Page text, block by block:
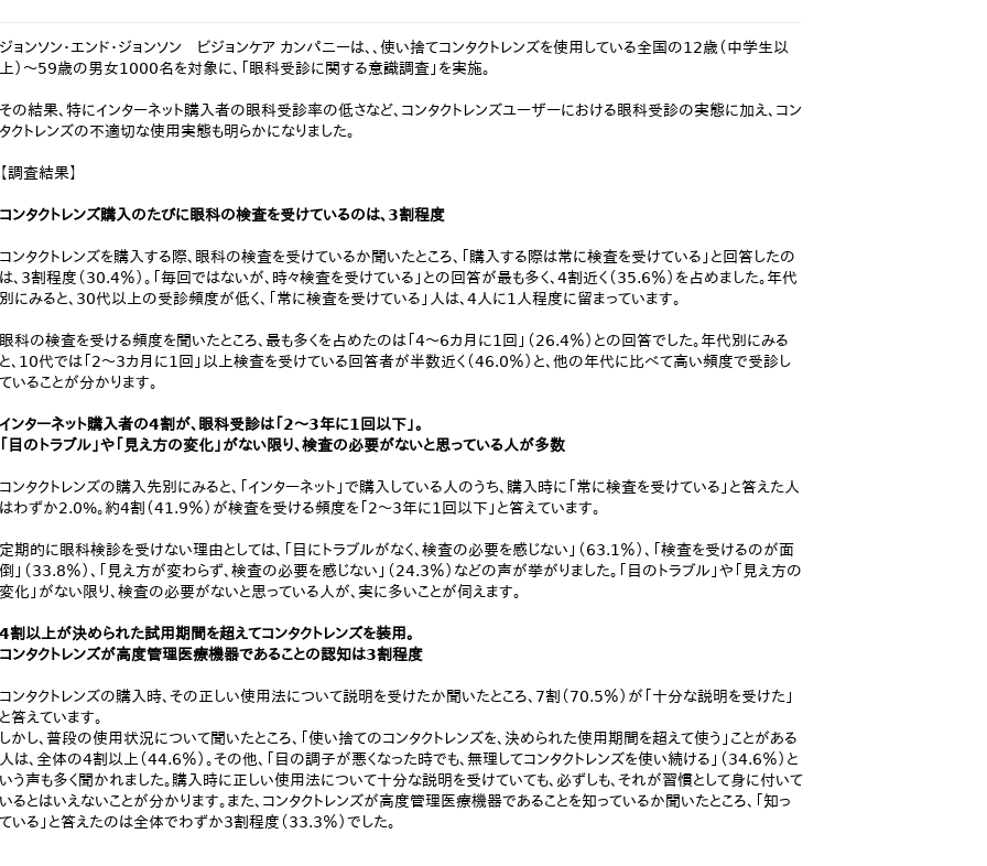
ジョンソン・エンド・ジョンソン ビジョンケア カンパニーは、、使い捨てコンタクトレンズを使用している全国の12歳（中学生以
上）～59歳の男女1000名を対象に、「眼科受診に関する意識調査」を実施。
その結果、特にインターネット購入者の眼科受診率の低さなど、コンタクトレンズユーザーにおける眼科受診の実態に加え、コン
タクトレンズの不適切な使用実態も明らかになりました。
【調査結果】
コンタクトレンズ購入のたびに眼科の検査を受けているのは、3割程度
コンタクトレンズを購入する際、眼科の検査を受けているか聞いたところ、「購入する際は常に検査を受けている」と回答したの
は、3割程度（30.4％）。「毎回ではないが、時々検査を受けている」との回答が最も多く、4割近く（35.6％）を占めました。年代
別にみると、30代以上の受診頻度が低く、「常に検査を受けている」人は、4人に1人程度に留まっています。
眼科の検査を受ける頻度を聞いたところ、最も多くを占めたのは「4～6カ月に1回」（26.4％）との回答でした。年代別にみる
と、10代では「2～3カ月に1回」以上検査を受けている回答者が半数近く（46.0％）と、他の年代に比べて高い頻度で受診し
ていることが分かります。
インターネット購入者の4割が、眼科受診は「2～3年に1回以下」。
「目のトラブル」や「見え方の変化」がない限り、検査の必要がないと思っている人が多数
コンタクトレンズの購入先別にみると、「インターネット」で購入している人のうち、購入時に「常に検査を受けている」と答えた人
はわずか2.0%。約4割（41.9％）が検査を受ける頻度を「2～3年に1回以下」と答えています。
定期的に眼科検診を受けない理由としては、「目にトラブルがなく、検査の必要を感じない」（63.1％）、「検査を受けるのが面
倒」（33.8％）、「見え方が変わらず、検査の必要を感じない」（24.3％）などの声が挙がりました。「目のトラブル」や「見え方の
変化」がない限り、検査の必要がないと思っている人が、実に多いことが伺えます。
4割以上が決められた試用期間を超えてコンタクトレンズを装用。
コンタクトレンズが高度管理医療機器であることの認知は3割程度
コンタクトレンズの購入時、その正しい使用法について説明を受けたか聞いたところ、7割（70.5％）が「十分な説明を受けた」
と答えています。
しかし、普段の使用状況について聞いたところ、「使い捨てのコンタクトレンズを、決められた使用期間を超えて使う」ことがある
人は、全体の4割以上（44.6％）。その他、「目の調子が悪くなった時でも、無理してコンタクトレンズを使い続ける」（34.6％）と
いう声も多く聞かれました。購入時に正しい使用法について十分な説明を受けていても、必ずしも、それが習慣として身に付いて
いるとはいえないことが分かります。また、コンタクトレンズが高度管理医療機器であることを知っているか聞いたところ、「知っ
ている」と答えたのは全体でわずか3割程度（33.3％）でした。